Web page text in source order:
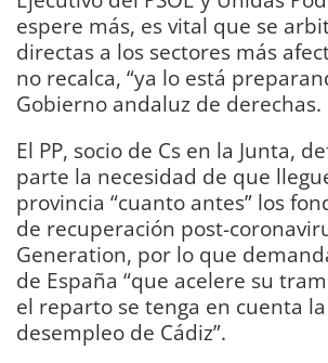
espere más, es vital que se
directas a los sectores más
no recalca, “ya lo está
Gobierno andaluz de derechas.
El PP, socio de Cs en la Junta,
parte la necesidad de que
provincia “cuanto antes” los
de recuperación post-
Generation, por lo que
de España “que acelere su
el reparto se tenga en cuenta
desempleo de Cádiz”.